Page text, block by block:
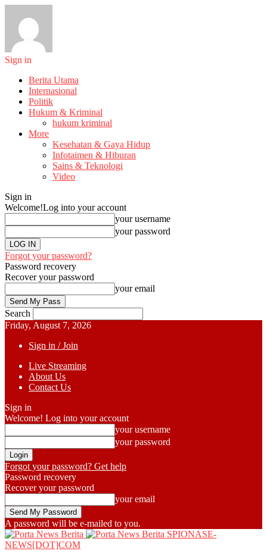
Sign in
Berita Utama
Internasional
Politik
Hukum & Kriminal
hukum kriminal
More
Kesehatan & Gaya Hidup
Infotaimen & Hiburan
Sains & Teknologi
Video
Sign in
Welcome!Log into your account
your username
your password
Forgot your password?
Password recovery
Recover your password
your email
Search
Friday, August 7, 2026
Sign in / Join
Live Streaming
About Us
Contact Us
Sign in
Welcome! Log into your account
your username
your password
Forgot your password? Get help
Password recovery
Recover your password
your email
A password will be e-mailed to you.
SPIONASE-
NEWS[DOT]COM